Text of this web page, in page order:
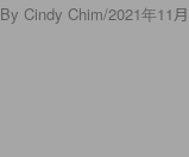
By Cindy Chim/2021年11